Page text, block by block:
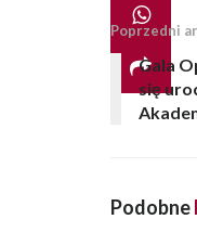
Poprzedni
Gala
się
Podobne